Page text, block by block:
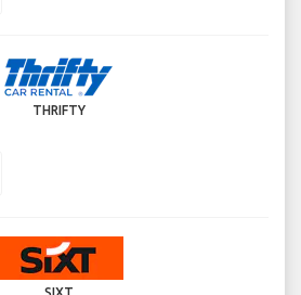
THRIFTY
SIXT